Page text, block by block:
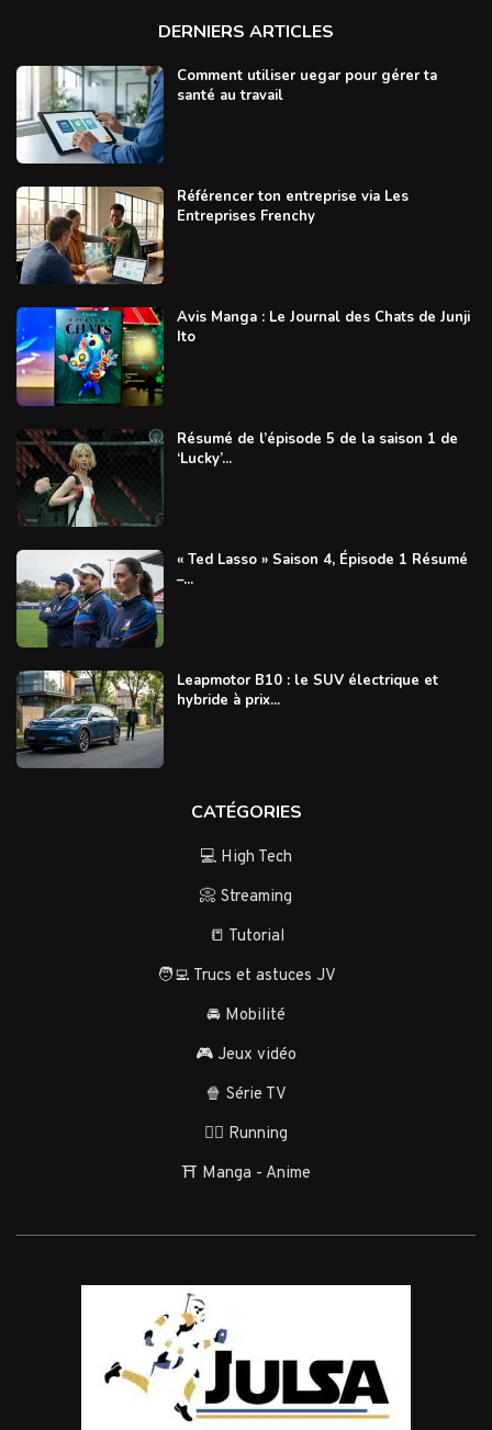
DERNIERS ARTICLES
Comment utiliser uegar pour gérer ta
santé au travail
Référencer ton entreprise via Les
Entreprises Frenchy
Avis Manga : Le Journal des Chats de Junji
Ito
Résumé de l’épisode 5 de la saison 1 de
‘Lucky’...
« Ted Lasso » Saison 4, Épisode 1 Résumé
–...
Leapmotor B10 : le SUV électrique et
hybride à prix...
CATÉGORIES
💻 High Tech
📀 Streaming
📒 Tutorial
🧑‍💻 Trucs et astuces JV
🚘 Mobilité
🎮 Jeux vidéo
🍿 Série TV
🏃‍♂️ Running
⛩️ Manga - Anime